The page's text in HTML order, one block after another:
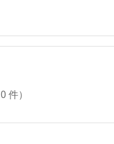
0件）